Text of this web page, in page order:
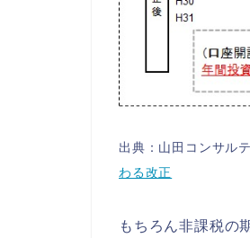
出典：山田コンサル
わる改正
もちろん非課税の